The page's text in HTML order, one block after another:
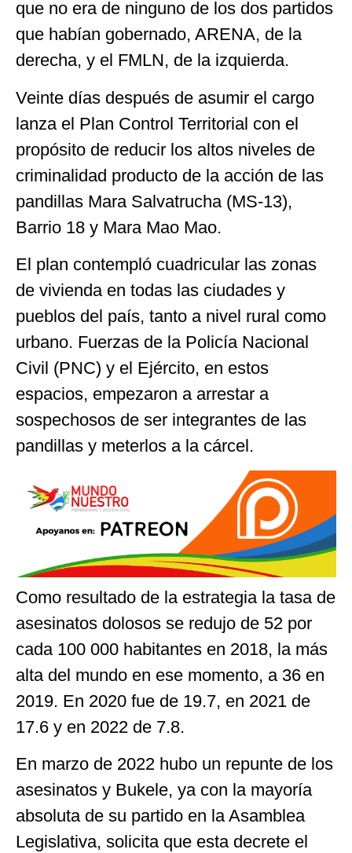
que no era de ninguno de los dos partidos
que habían gobernado, ARENA, de la
derecha, y el FMLN, de la izquierda.
Veinte días después de asumir el cargo
lanza el Plan Control Territorial con el
propósito de reducir los altos niveles de
criminalidad producto de la acción de las
pandillas Mara Salvatrucha (MS-13),
Barrio 18 y Mara Mao Mao.
El plan contempló cuadricular las zonas
de vivienda en todas las ciudades y
pueblos del país, tanto a nivel rural como
urbano. Fuerzas de la Policía Nacional
Civil (PNC) y el Ejército, en estos
espacios, empezaron a arrestar a
sospechosos de ser integrantes de las
pandillas y meterlos a la cárcel.
Como resultado de la estrategia la tasa de
asesinatos dolosos se redujo de 52 por
cada 100 000 habitantes en 2018, la más
alta del mundo en ese momento, a 36 en
2019. En 2020 fue de 19.7, en 2021 de
17.6 y en 2022 de 7.8.
En marzo de 2022 hubo un repunte de los
asesinatos y Bukele, ya con la mayoría
absoluta de su partido en la Asamblea
Legislativa, solicita que esta decrete el